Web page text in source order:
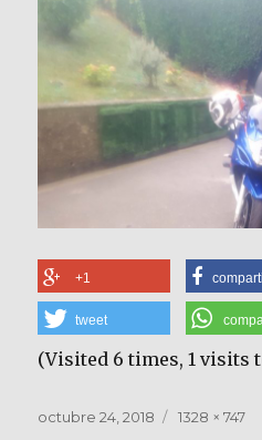
+1
tweet
(Visited 6 times, 1 visits
Publicado
octubre 24, 2018
Tamaño
1328 × 747